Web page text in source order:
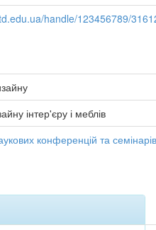
handle/123456789/
інтер'єру і меблів
конференцій та семінарів